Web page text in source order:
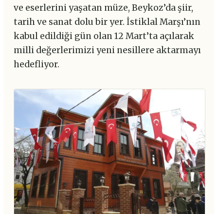
ve eserlerini yaşatan müze, Beykoz’da şiir,
tarih ve sanat dolu bir yer. İstiklal Marşı’nın
kabul edildiği gün olan 12 Mart’ta açılarak
milli değerlerimizi yeni nesillere aktarmayı
hedefliyor.